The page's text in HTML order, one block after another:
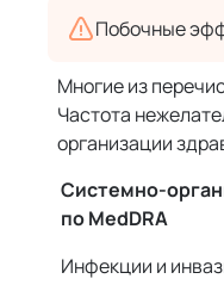
Побочные
Многие из
Частота
организации
Системно-
по MedDRA
Инфекции и